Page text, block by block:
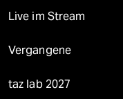
Live im Stream
Vergangene
taz lab 2027